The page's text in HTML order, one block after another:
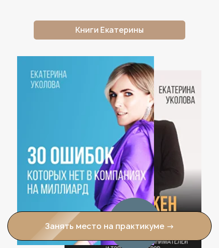
Занять место на практикуме →
УЗНАЙТЕ, КАК ПОПАСТЬ В
«ВЫСШУЮ ЛИГУ»И ВЫЙТИ В
БИЗНЕСЕ НА НОВЫЙ УРОВЕНЬ